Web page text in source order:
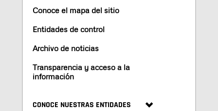
Conoce el mapa del sitio
Entidades de control
Archivo de noticias
Transparencia y acceso a la
información
CONOCE NUESTRAS ENTIDADES